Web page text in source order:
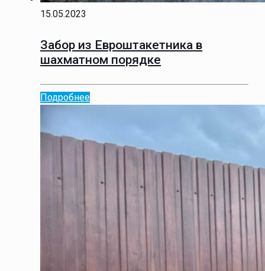
15.05.2023
Забор из Евроштакетника в
шахматном порядке
Подробнее